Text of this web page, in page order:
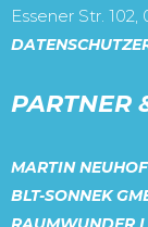
Essener Str.
PARTNER
MARTIN
BLT-SONNEK